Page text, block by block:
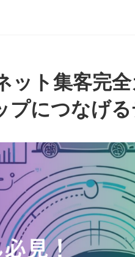
ット集客完
プにつなげ